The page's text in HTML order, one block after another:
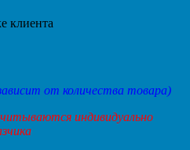
клиента
от количества товара)
индивидуально